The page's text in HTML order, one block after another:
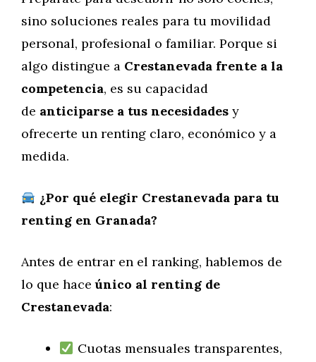
sino soluciones reales para tu movilidad
personal, profesional o familiar. Porque si
algo distingue a Crestanevada frente a la
competencia, es su capacidad
de anticiparse a tus necesidades y
ofrecerte un renting claro, económico y a
medida.
¿Por qué elegir Crestanevada para tu
renting en Granada?
Antes de entrar en el ranking, hablemos de
lo que haceúnico al renting de
Crestanevada:
Cuotas mensuales transparentes,